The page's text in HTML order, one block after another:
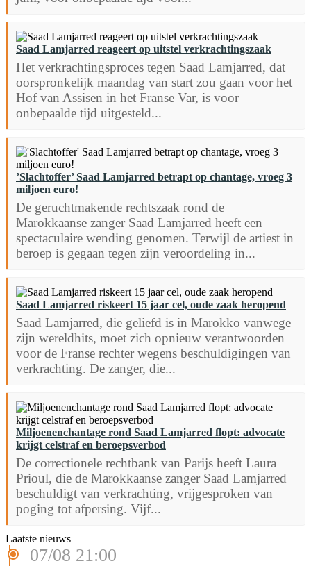
Saad Lamjarred reageert op uitstel verkrachtingszaak
Het verkrachtingsproces tegen Saad Lamjarred, dat
oorspronkelijk maandag van start zou gaan voor het
Hof van Assisen in het Franse Var, is voor
onbepaalde tijd uitgesteld...
’Slachtoffer’ Saad Lamjarred betrapt op chantage, vroeg 3
miljoen euro!
De geruchtmakende rechtszaak rond de
Marokkaanse zanger Saad Lamjarred heeft een
spectaculaire wending genomen. Terwijl de artiest in
beroep is gegaan tegen zijn veroordeling in...
Saad Lamjarred riskeert 15 jaar cel, oude zaak heropend
Saad Lamjarred, die geliefd is in Marokko vanwege
zijn wereldhits, moet zich opnieuw verantwoorden
voor de Franse rechter wegens beschuldigingen van
verkrachting. De zanger, die...
Miljoenenchantage rond Saad Lamjarred flopt: advocate
krijgt celstraf en beroepsverbod
De correctionele rechtbank van Parijs heeft Laura
Prioul, die de Marokkaanse zanger Saad Lamjarred
beschuldigt van verkrachting, vrijgesproken van
poging tot afpersing. Vijf...
Laatste nieuws
07/08 21:00